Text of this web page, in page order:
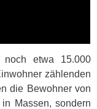
etwa 15.000
zählenden
die Bewohner von
Massen, sondern